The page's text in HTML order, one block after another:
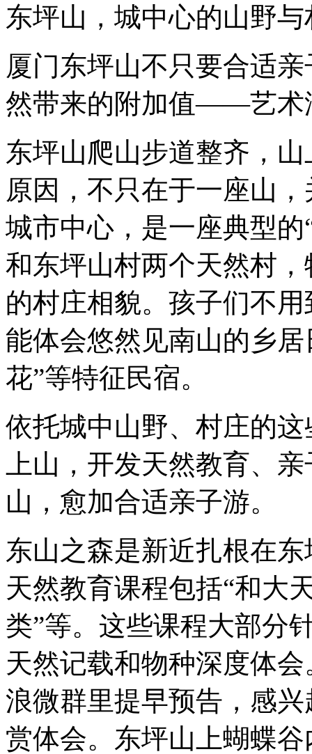
东坪山，城中心的山野与
厦门东坪山不只要合适
然带来的附加值——艺术
东坪山爬山步道整齐，
原因，不只在于一座山
城市中心，是一座典型
和东坪山村两个天然村
的村庄相貌。孩子们不
能体会悠然见南山的乡
花”等特征民宿。
依托城中山野、村庄的
上山，开发天然教育、
山，愈加合适亲子游。
东山之森是新近扎根在
天然教育课程包括“和大
类”等。这些课程大部分
天然记载和物种深度体
浪微群里提早预告，感
赏体会。东坪山上蝴蝶